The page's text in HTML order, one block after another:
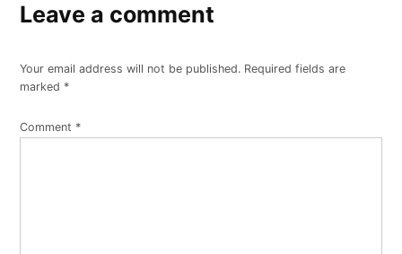
Leave a comment
Your email address will not be published. Required fields are
marked *
Comment *